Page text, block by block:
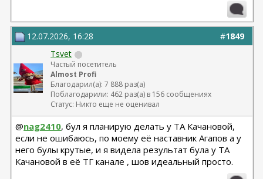
#1849
12.07.2026, 16:28
Tsvet
Частый посетитель
Almost Profi
Благодарил(а): 7 888 раз(а)
Поблагодарили: 462 раз(а) в 156 сообщениях
Статус: Никто еще не оценивал
@nag2410, бул я планирую делать у ТА Качановой,
если не ошибаюсь, по моему её наставник Агапов а у
него булы крутые, и я видела результат була у ТА
Качановой в её ТГ канале , шов идеальный просто.